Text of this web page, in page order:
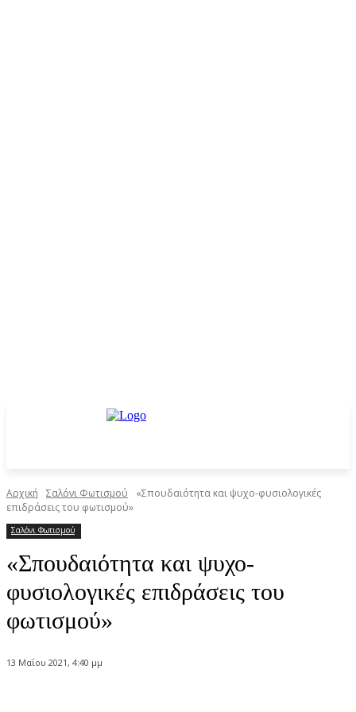
Αρχική Σαλόνι Φωτισμού
«Σπουδαιότητα και ψυχο-φυσιολογικές
επιδράσεις του φωτισμού»
Σαλόνι Φωτισμού
«Σπουδαιότητα και ψυχο-
φυσιολογικές επιδράσεις του
φωτισμού»
13 Μαΐου 2021, 4:40 μμ